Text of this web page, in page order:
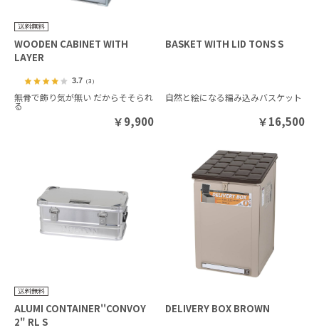
WOODEN CABINET WITH
LAYER
3.7 （3）
無骨で飾り気が無い だからそそられ
る
￥9,900
BASKET WITH LID TONS S
自然と絵になる編み込みバスケット
￥16,500
ALUMI CONTAINER''CONVOY
2" RL S
DELIVERY BOX BROWN